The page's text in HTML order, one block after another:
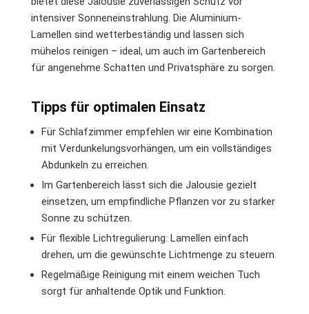
intensiver Sonneneinstrahlung. Die Aluminium-
Lamellen sind wetterbeständig und lassen sich
mühelos reinigen – ideal, um auch im Gartenbereich
für angenehme Schatten und Privatsphäre zu sorgen.
Tipps für optimalen Einsatz
Für Schlafzimmer empfehlen wir eine Kombination
mit Verdunkelungsvorhängen, um ein vollständiges
Abdunkeln zu erreichen.
Im Gartenbereich lässt sich die Jalousie gezielt
einsetzen, um empfindliche Pflanzen vor zu starker
Sonne zu schützen.
Für flexible Lichtregulierung: Lamellen einfach
drehen, um die gewünschte Lichtmenge zu steuern.
Regelmäßige Reinigung mit einem weichen Tuch
sorgt für anhaltende Optik und Funktion.